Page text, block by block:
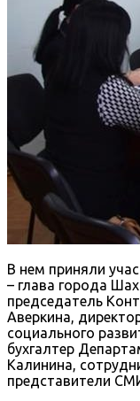
В нем приняли
– глава города
председатель
Аверкина,
социального
бухгалтер
Калинина,
представители